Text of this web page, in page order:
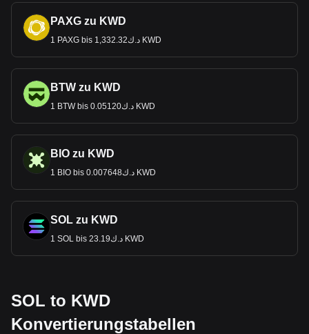
PAXG zu KWD
1 PAXG bis د.ك1,332.32 KWD
BTW zu KWD
1 BTW bis د.ك0.05120 KWD
BIO zu KWD
1 BIO bis د.ك0.007648 KWD
SOL zu KWD
1 SOL bis د.ك23.19 KWD
SOL to KWD
Konvertierungstabellen